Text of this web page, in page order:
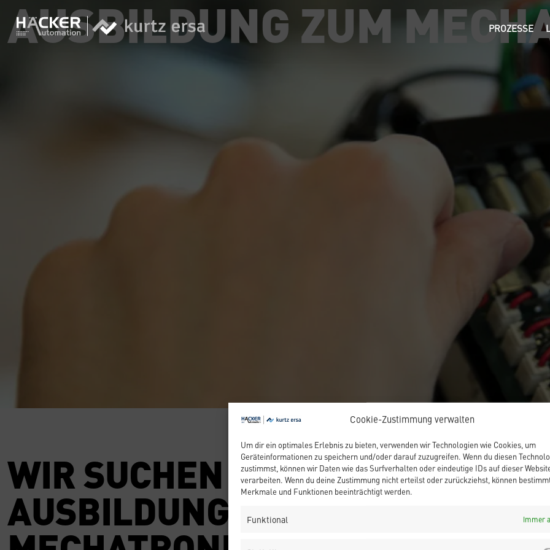
Cookie-Zustimmung verwalten
Um dir ein optimales Erlebnis zu bieten, verwenden wir Technologien wie Cookies, um
Geräteinformationen zu speichern und/oder darauf zuzugreifen. Wenn du diesen
zustimmst, können wir Daten wie das Surfverhalten oder eindeutige IDs auf dieser
verarbeiten. Wenn du deine Zustimmung nicht erteilst oder zurückziehst, können
Merkmale und Funktionen beeinträchtigt werden.
Funktional Immer
PROZESSE
AUSBILDUNG ZUM
WIR SUCHEN ZUM BEGINN DES
AUSBILDUNGSJAHRES